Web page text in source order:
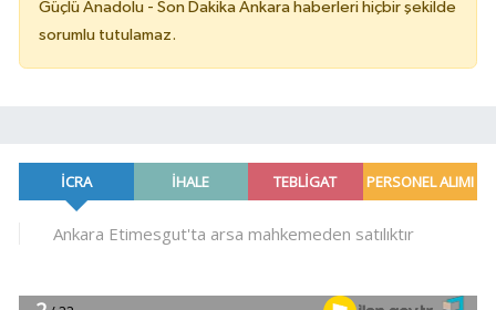
Güçlü Anadolu - Son Dakika Ankara haberleri hiçbir şekilde
sorumlu tutulamaz.